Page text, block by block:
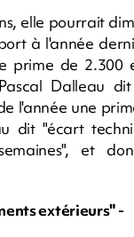
elle pourrait
à l'année
prime de 2.300
Dalleau
l'année une
dit "écart
et
extérieurs" -